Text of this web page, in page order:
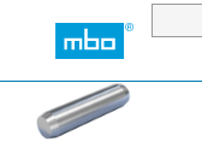
Zum Hauptinhalt springen